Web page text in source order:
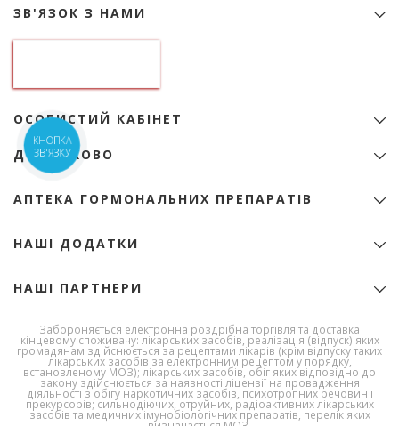
ЗВ'ЯЗОК З НАМИ
Контактна інформація
б-р Лесі Українки, 9
+38 (068) 345-01-31
zakaz@e-apteka.com.ua
Мережа аптек на мапі
ОСОБИСТИЙ КАБІНЕТ
Особистий Кабінет
Закладки
ДОДАТКОВО
Товари зі знижкою
Акції
Ліки за алфавітом
Корисна інформація
АПТЕКА ГОРМОНАЛЬНИХ ПРЕПАРАТІВ
Сертифікати
Полiтика конфiденцiйностi
Умови використання сайту
Про Компанію
Політика повернення
Політика якості
НАШІ ДОДАТКИ
НАШІ ПАРТНЕРИ
України з
лікарських
засобів та
контролю за
наркотиками
Забороняється електронна роздрібна торгівля та доставка
кінцевому споживачу: лікарських засобів, реалізація (відпуск) яких
громадянам здійснюється за рецептами лікарів (крім відпуску таких
лікарських засобів за електронним рецептом у порядку,
встановленому МОЗ); лікарських засобів, обіг яких відповідно до
закону здійснюється за наявності ліцензії на провадження
діяльності з обігу наркотичних засобів, психотропних речовин і
прекурсорів; сильнодіючих, отруйних, радіоактивних лікарських
засобів та медичних імунобіологічних препаратів, перелік яких
КНОПКА
ЗВ'ЯЗКУ